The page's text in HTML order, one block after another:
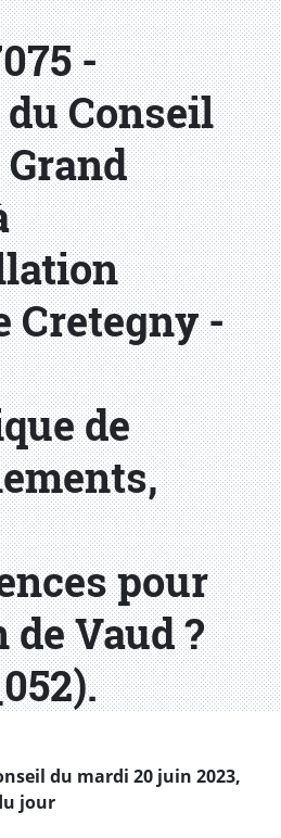
-
Conseil
Cretegny -
de
pour
Vaud ?
du mardi 20 juin 2023,
jour